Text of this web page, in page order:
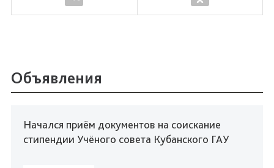
Объявления
Начался приём документов на соискание
стипендии Учёного совета Кубанского ГАУ